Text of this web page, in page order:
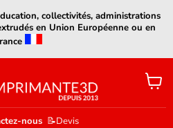
collectivités, administrations
en Union Européenne ou en
nous 📝Devis
Voir
le